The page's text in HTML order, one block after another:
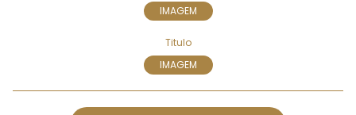
IMAGEM
Titulo
IMAGEM